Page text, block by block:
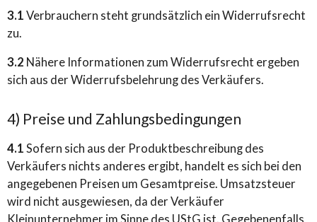
3.1 Verbrauchern steht grundsätzlich ein Widerrufsrecht
zu.
3.2 Nähere Informationen zum Widerrufsrecht ergeben
sich aus der Widerrufsbelehrung des Verkäufers.
4) Preise und Zahlungsbedingungen
4.1 Sofern sich aus der Produktbeschreibung des
Verkäufers nichts anderes ergibt, handelt es sich bei den
angegebenen Preisen um Gesamtpreise. Umsatzsteuer
wird nicht ausgewiesen, da der Verkäufer